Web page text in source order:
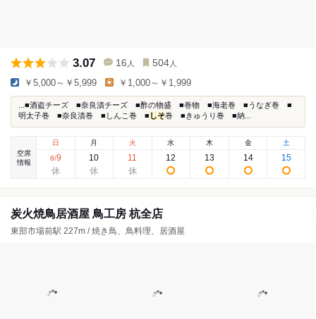
3.07 16 人 504 人
￥5,000～￥5,999 ￥1,000～￥1,999
...■酒盗チーズ ■奈良漬チーズ ■酢の物盛 ■巻物 ■海老巻 ■うなぎ巻 ■
明太子巻 ■奈良漬巻 ■しんこ巻 ■ しそ巻 ■きゅうり巻 ■納...
空席
情報
日
8/9
月
10
火
11
水
12
木
13
金
14
土
15
炭火焼鳥居酒屋 鳥工房 杭全店
東部市場前駅 227m / 焼き鳥、鳥料理、居酒屋